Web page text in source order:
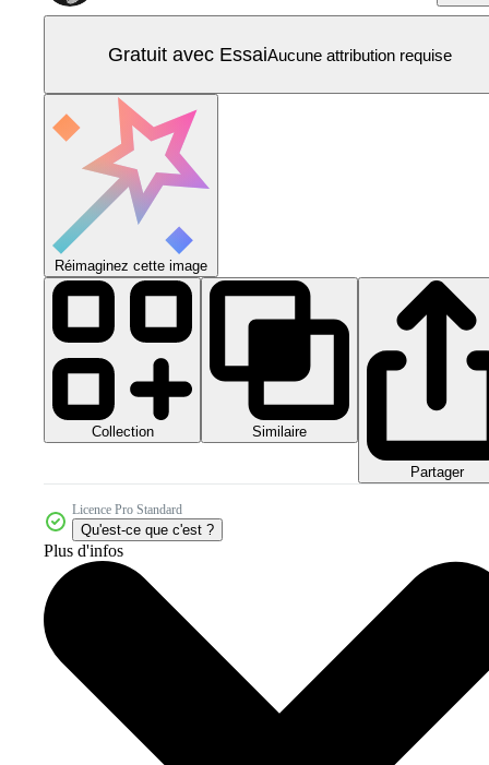
Gratuit avec EssaiAucune attribution requise
Réimaginez cette image
Collection Similaire
Partager
Licence Pro Standard
Qu'est-ce que c'est ?
Plus d'infos